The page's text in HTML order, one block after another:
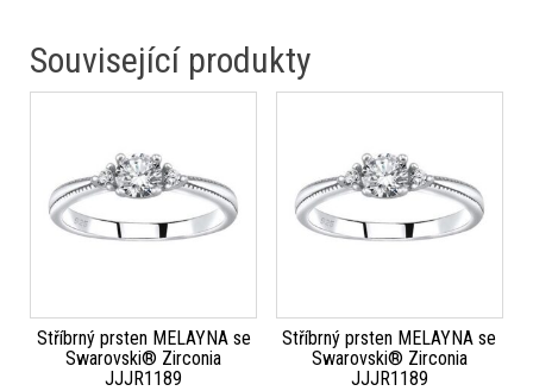
Související produkty
Stříbrný prsten MELAYNA se
Swarovski® Zirconia
JJJR1189
Stříbrný prsten MELAYNA se
Swarovski® Zirconia
JJJR1189